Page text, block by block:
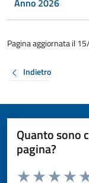
Anno 2026
Pagina aggiornata il
Indietro
Quanto sono
pagina?
Valuta da 1 a 5 stelle